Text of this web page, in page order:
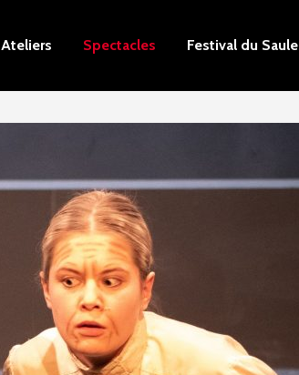
Ateliers Spectacles Festival du Saule